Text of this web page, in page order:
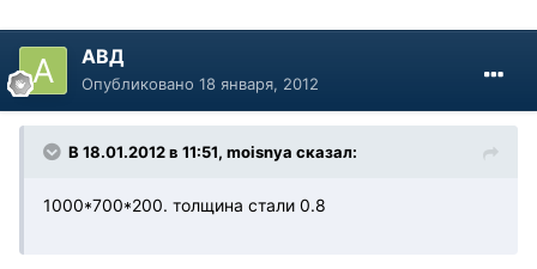
АВД
Опубликовано 18 января, 2012
В 18.01.2012 в 11:51, moisnya сказал:
1000*700*200. толщина стали 0.8